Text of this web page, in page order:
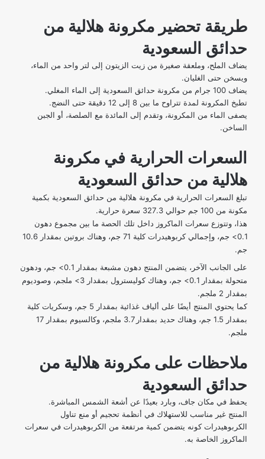
طريقة تحضير مكرونة هلالية من
حدائق السعودية
يضاف الملح، وملعقة صغيرة من زيت الزيتون إلى لتر واحد من الماء،
ويسخن حتى الغليان.
يضاف 100 جرام من مكرونة حدائق السعودية إلى الماء المغلي.
تطبخ المكرونة لمدة تتراوح ما بين 8 إلى 12 دقيقة حتى النضج.
يصفى الماء من المكرونة، وتقدم إلى المائدة مع الصلصة، أو الجبن
الساخن.
السعرات الحرارية في مكرونة
هلالية من حدائق السعودية
تبلغ السعرات الحرارية في مكرونة هلالية من حدائق السعودية بكمية
مكونة من 100 جم حوالي 327.3 سعرة حرارية.
هذا، وتتوزع سعرات الماكروز داخل تلك الحصة ما بين مجموع دهون
0.1> جم، وإجمالي كربوهيدرات كلية 71 جم، وهناك بروتين بمقدار 10.6
جم.
على الجانب الآخر، يتضمن المنتج دهون مشبعة بمقدار 0.1> جم، ودهون
متحولة بمقدار 0.1> جم، وهناك كوليسترول بمقدار 3> ملجم، وصوديوم
بمقدار 2 ملجم.
كما يحتوي المنتج أيضًا على ألياف غذائية بمقدار 5 جم، وسكريات كلية
بمقدار 1.5 جم، وهناك حديد بمقدار 3.7 ملجم، وكالسيوم بمقدار 17
ملجم.
ملاحظات على مكرونة هلالية من
حدائق السعودية
يحفظ في مكان جاف، وبارد بعيدًا عن أشعة الشمس المباشرة.
المنتج غير مناسب للاستهلاك في أنظمة تحجيم أو منع تناول
الكربوهيدرات كونه يتضمن كمية مرتفعة من الكربوهيدرات في سعرات
الماكروز الخاصة به.